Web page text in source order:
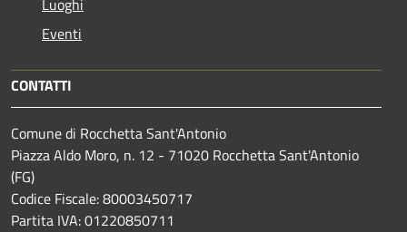
Luoghi
Eventi
CONTATTI
Comune di Rocchetta Sant'Antonio
Piazza Aldo Moro, n. 12 - 71020 Rocchetta Sant'Antonio
(FG)
Codice Fiscale: 80003450717
Partita IVA: 01220850711